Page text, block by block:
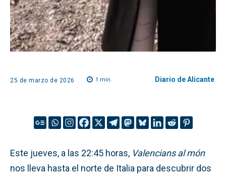
25 de marzo de 2026 1 min. Diario de Alicante
Este jueves, a las 22:45 horas, Valencians al món
nos lleva hasta el norte de Italia para descubrir dos